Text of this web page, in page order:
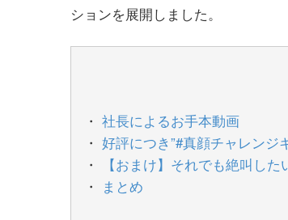
ションを展開しました。
社長によるお手本動画
好評につき”#真顔チャレンジ
【おまけ】それでも絶叫し
まとめ